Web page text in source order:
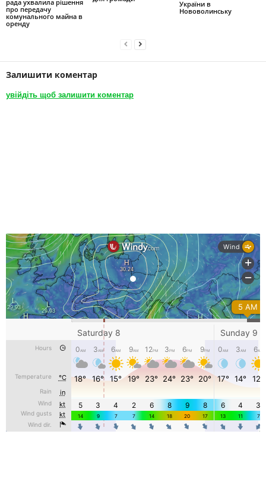
рада ухвалила рішення
про передачу
комунального майна в
оренду
України в
Нововолинську
Залишити коментар
увійдіть щоб залишити коментар